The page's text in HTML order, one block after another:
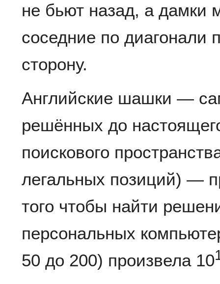
не бьют назад, а дамки
соседние по диагонали
сторону.
Английские шашки —
решённых до
поискового
легальных позиций) —
того чтобы найти
персональных
50 до 200) произвела 10